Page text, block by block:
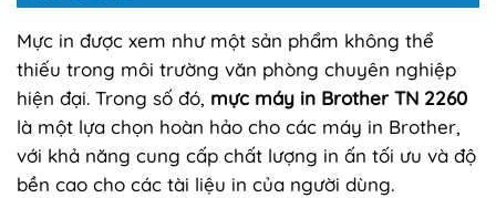
Mực in được xem như một sản phẩm không thể
thiếu trong môi trường văn phòng chuyên nghiệp
hiện đại. Trong số đó, mực máy in Brother TN 2260
là một lựa chọn hoàn hảo cho các máy in Brother,
với khả năng cung cấp chất lượng in ấn tối ưu và độ
bền cao cho các tài liệu in của người dùng.